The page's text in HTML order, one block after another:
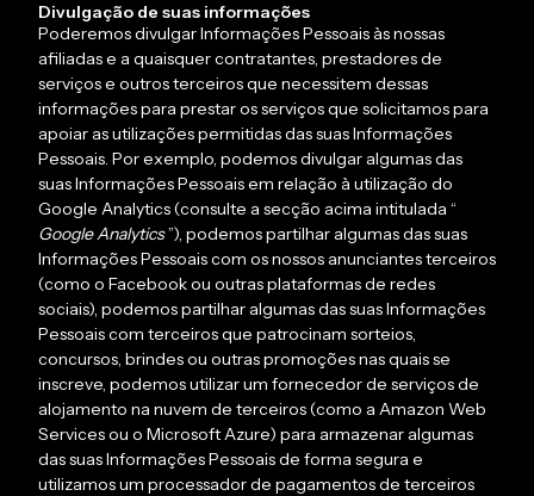
Divulgação de suas informações
Poderemos divulgar Informações Pessoais às nossas
afiliadas e a quaisquer contratantes, prestadores de
serviços e outros terceiros que necessitem dessas
informações para prestar os serviços que solicitamos para
apoiar as utilizações permitidas das suas Informações
Pessoais. Por exemplo, podemos divulgar algumas das
suas Informações Pessoais em relação à utilização do
Google Analytics (consulte a secção acima intitulada “
Google Analytics”), podemos partilhar algumas das suas
Informações Pessoais com os nossos anunciantes terceiros
(como o Facebook ou outras plataformas de redes
sociais), podemos partilhar algumas das suas Informações
Pessoais com terceiros que patrocinam sorteios,
concursos, brindes ou outras promoções nas quais se
inscreve, podemos utilizar um fornecedor de serviços de
alojamento na nuvem de terceiros (como a Amazon Web
Services ou o Microsoft Azure) para armazenar algumas
das suas Informações Pessoais de forma segura e
utilizamos um processador de pagamentos de terceiros